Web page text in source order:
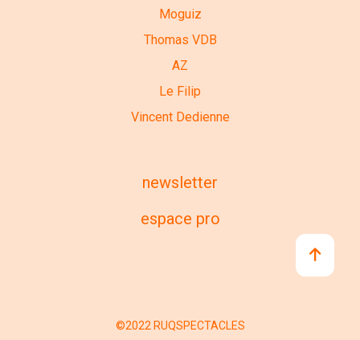
Moguiz
Thomas VDB
AZ
Le Filip
Vincent Dedienne
newsletter
espace pro
©2022 RUQSPECTACLES